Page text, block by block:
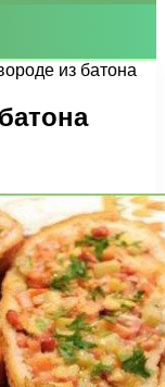
из батона